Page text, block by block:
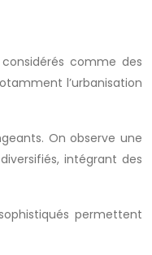
comme des
l’urbanisation
On observe une
intégrant des
permettent